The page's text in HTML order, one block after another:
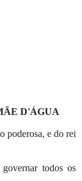
D'ÁGUA
poderosa, e do rei
todos os